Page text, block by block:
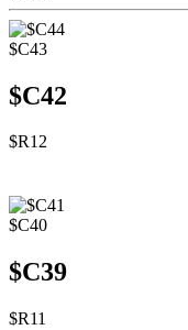
$C43
$C42
$R12
$C40
$C39
$R11